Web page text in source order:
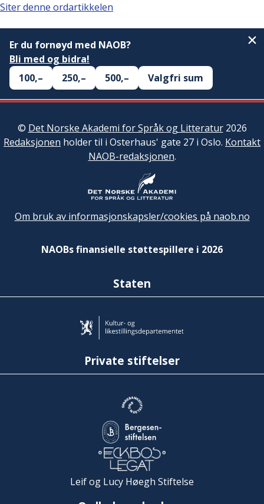
Siter denne ordartikkelen
Er du fornøyd med NAOB?
Bli med og bidra!
100,–
250,– 500,– Valgfri sum
© Det Norske Akademi for Språk og Litteratur2026
Redaksjonen holder til i Osterhaus' gate 27 i Oslo. Kontakt
NAOB-redaksjonen.
Om bruk av informasjonskapsler/cookies på naob.no
NAOBs finansielle støttespillere i 2026
Staten
Private stiftelser
Leif og Lucy Høegh Stiftelse